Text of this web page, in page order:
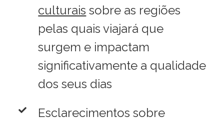
culturais sobre as regiões
pelas quais viajará que
surgem e impactam
significativamente a qualidade
dos seus dias
Esclarecimentos sobre